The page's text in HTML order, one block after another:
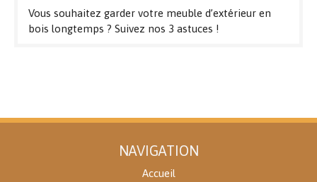
Vous souhaitez garder votre meuble d’extérieur en
bois longtemps ? Suivez nos 3 astuces !
NAVIGATION
Accueil